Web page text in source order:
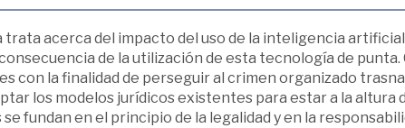
trata acerca del impacto del uso de la inteligencia
de la utilización de esta tecnología de punta.
con la finalidad de perseguir al crimen organizado
los modelos jurídicos existentes para estar a la altura
fundan en el principio de la legalidad y en la